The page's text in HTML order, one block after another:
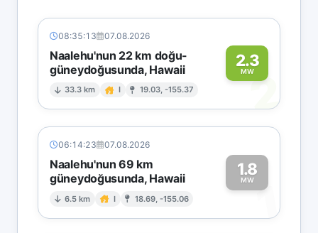
08:35:13 07.08.2026
Naalehu'nun 22 km doğu-
güneydoğusunda, Hawaii
33.3 km I 19.03, -155.37
2.3
MW2
06:14:23 07.08.2026
Naalehu'nun 69 km
güneydoğusunda, Hawaii
6.5 km I 18.69, -155.06
1.8
MW1